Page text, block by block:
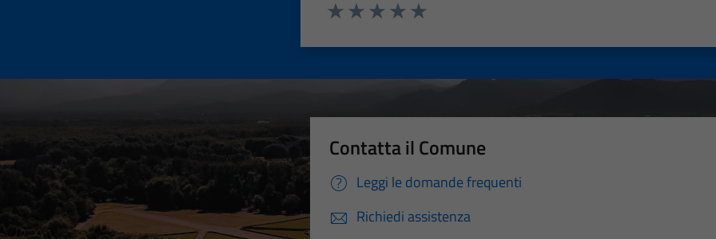
Contatta il Comune
Leggi le domande frequenti
Richiedi assistenza